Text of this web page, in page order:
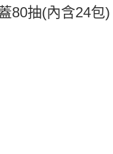
80抽(內含24包)